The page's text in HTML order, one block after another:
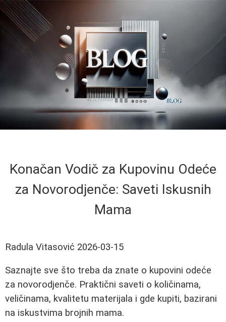
Konačan Vodič za Kupovinu Odeće
za Novorodjenče: Saveti Iskusnih
Mama
Radula Vitasović 2026-03-15
Saznajte sve što treba da znate o kupovini odeće
za novorodjenče. Praktični saveti o količinama,
veličinama, kvalitetu materijala i gde kupiti, bazirani
na iskustvima brojnih mama.